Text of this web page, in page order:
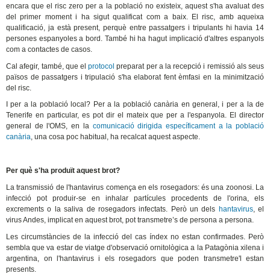
encara que el risc zero per a la població no existeix, aquest s'ha avaluat des
del primer moment i ha sigut qualificat com a baix. El risc, amb aqueixa
qualificació, ja està present, perquè entre passatgers i tripulants hi havia 14
persones espanyoles a bord. També hi ha hagut implicació d'altres espanyols
com a contactes de casos.
Cal afegir, també, que elprotocol preparat per a la recepció i remissió als seus
països de passatgers i tripulació s'ha elaborat fent èmfasi en la minimització
del risc.
I per a la població local? Per a la població canària en general, i per a la de
Tenerife en particular, es pot dir el mateix que per a l'espanyola. El director
general de l'OMS, en la comunicació dirigida específicament a la població
canària, una cosa poc habitual, ha recalcat aquest aspecte.
Per què s'ha produït aquest brot?
La transmissió de l'hantavirus comença en els rosegadors: és una zoonosi. La
infecció pot produir-se en inhalar partícules procedents de l'orina, els
excrements o la saliva de rosegadors infectats. Però un dels hantavirus, el
virus Andes, implicat en aquest brot, pot transmetre’s de persona a persona.
Les circumstàncies de la infecció del cas índex no estan confirmades. Però
sembla que va estar de viatge d'observació ornitològica a la Patagònia xilena i
argentina, on l'hantavirus i els rosegadors que poden transmetre'l estan
presents.